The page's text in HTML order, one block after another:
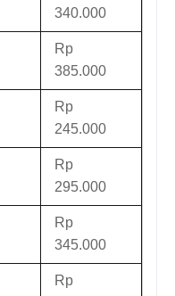
340.000
Rp
385.000
Rp
245.000
Rp
295.000
Rp
345.000
Rp